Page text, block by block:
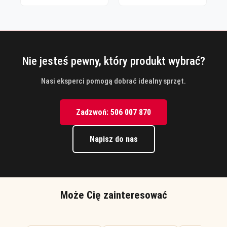
Może Cię zainteresować
Nie jesteś pewny, który produkt wybrać?
Nasi eksperci pomogą dobrać idealny sprzęt.
Zadzwoń: 506 007 870
Napisz do nas